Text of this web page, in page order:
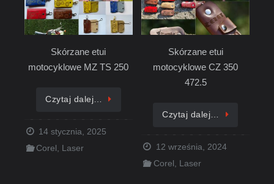
Skórzane etui
motocyklowe MZ TS 250
Czytaj dalej…
14 stycznia, 2025
Corel
Laser
Skórzane etui
motocyklowe CZ 350
472.5
Czytaj dalej…
12 września, 2024
Corel
Laser